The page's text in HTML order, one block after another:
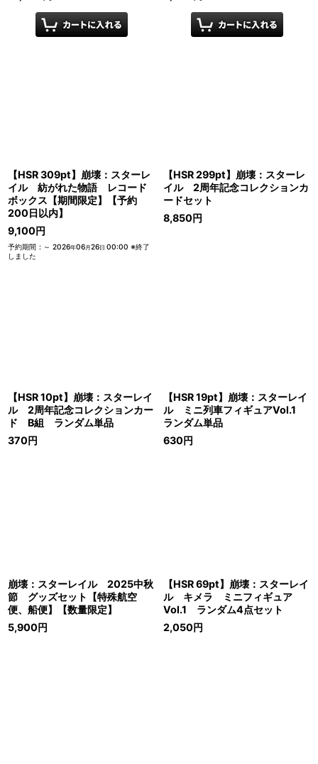
【HSR 309pt】崩壊：スターレ
イル 紡がれた物語 レコード
ボックス【期間限定】【予約
200日以内】
9,100円
予約期間 : ～ 2026年06月26日 00:00 ※終了
しました
【HSR 299pt】崩壊：スターレ
イル 2周年記念コレクションカ
ードセット
8,850円
【HSR 10pt】崩壊：スターレイ
ル 2周年記念コレクションカー
ド B組 ランダム単品
370円
【HSR 19pt】崩壊：スターレイ
ル ミニ列車フィギュアVol.1
ランダム単品
630円
崩壊：スターレイル 2025中秋
節 グッズセット【特殊航空
便、船便】【数量限定】
5,900円
【HSR 69pt】崩壊：スターレイ
ル キメラ ミニフィギュア
Vol.1 ランダム4点セット
2,050円